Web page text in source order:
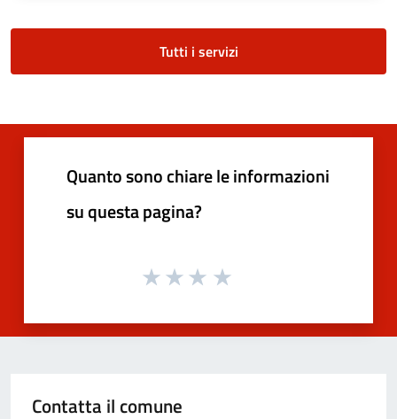
Tutti i servizi
Quanto sono chiare le informazioni
su questa pagina?
Contatta il comune